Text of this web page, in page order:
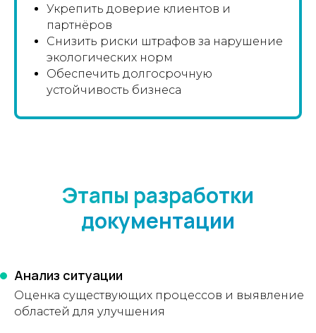
Укрепить доверие клиентов и
партнёров
Снизить риски штрафов за нарушение
экологических норм
Обеспечить долгосрочную
устойчивость бизнеса
Этапы разработки
документации
Анализ ситуации
Оценка существующих процессов и выявление
областей для улучшения